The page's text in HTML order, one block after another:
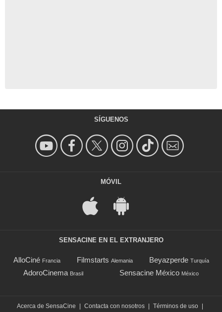
SÍGUENOS
MÓVIL
SENSACINE EN EL EXTRANJERO
AlloCiné Francia Filmstarts Alemania Beyazperde Turquía
AdoroCinema Brasil Sensacine México México
Acerca de SensaCine Contacta con nosotros Términos de uso